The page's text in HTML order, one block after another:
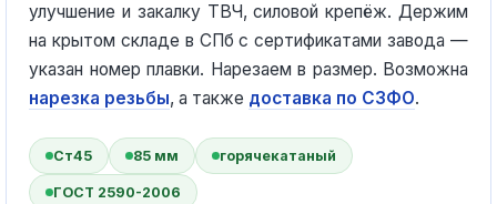
улучшение и закалку ТВЧ, силовой крепёж. Держим
на крытом складе в СПб с сертификатами завода —
указан номер плавки. Нарезаем в размер. Возможна
нарезка резьбы, а также доставка по СЗФО.
Ст45 85 мм горячекатаный
ГОСТ 2590-2006